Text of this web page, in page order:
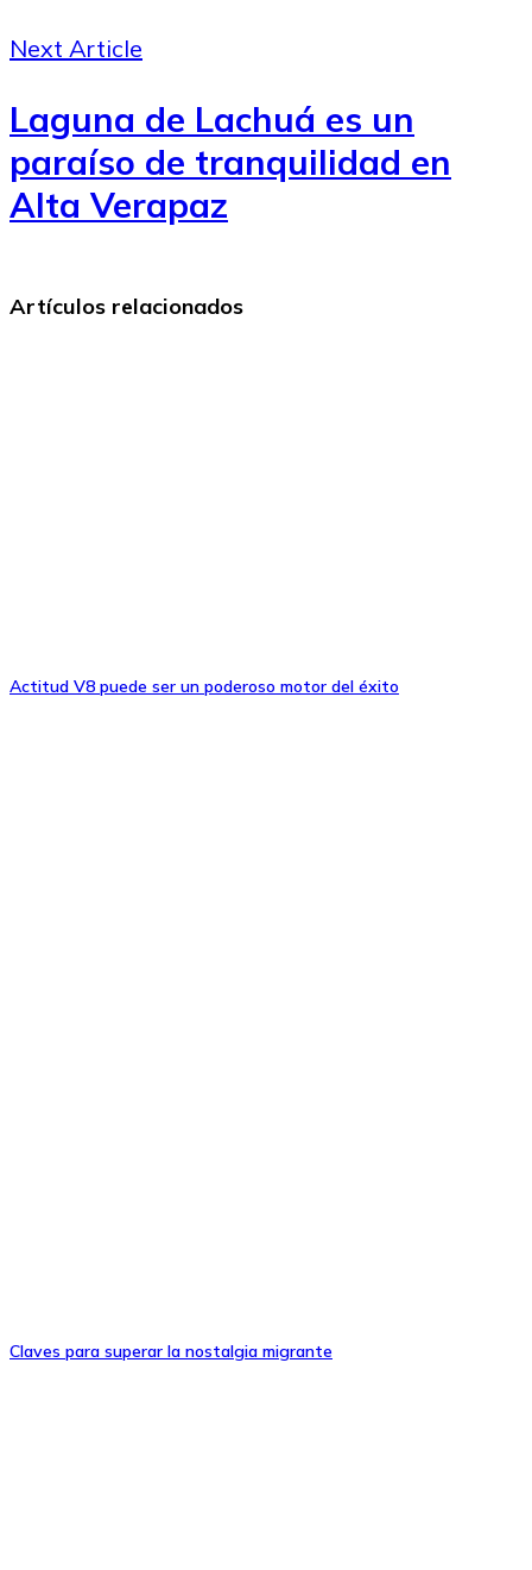
Next Article
Laguna de Lachuá es un
paraíso de tranquilidad en
Alta Verapaz
Artículos relacionados
Actitud V8 puede ser un poderoso motor del éxito
Claves para superar la nostalgia migrante